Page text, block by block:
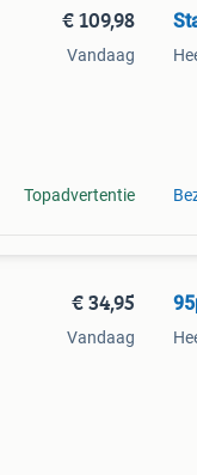
€ 109,98
Vandaag
Topadvertentie
€ 34,95
Vandaag